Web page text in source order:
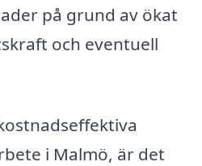
på grund av ökat
och eventuell
i Malmö, är det